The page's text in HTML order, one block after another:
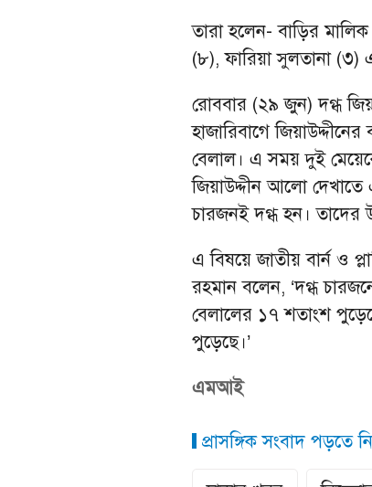
তারা হলেন- বাড়ির
(৮), ফারিয়া সুলতানা (৩)
রোববার (২৯ জুন) দগ্ধ
হাজারিবাগে
বেলাল। এ সময় দুই
জিয়াউদ্দীন আলো
চারজনই দগ্ধ হন। তাদের
এ বিষয়ে জাতীয় বার্ন ও
রহমান বলেন, ‘দগ্ধ
বেলালের ১৭ শতাংশ
পুড়েছে।’
এমআই
প্রাসঙ্গিক সংবাদ পড়তে